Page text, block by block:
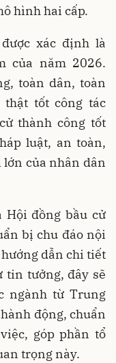
hình hai cấp.
xác định là
của năm 2026.
toàn dân, toàn
tốt công tác
thành công tốt
luật, an toàn,
của nhân dân
Hội đồng bầu cử
bị chu đáo nội
dẫn chi tiết
tin tưởng, đây sẽ
ngành từ Trung
động, chuẩn
góp phần tổ
trọng này.